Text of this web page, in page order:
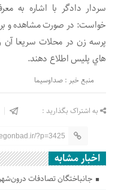
سردار دادگر با اشاره به
خواست: در صورت مشاهده و
هاي پلیس اطلاع دهند.
منبع خبر : صداوسیما
به اشتراک بگذارید :
?p=3425
اخبار مشابه
جانباختگان تصادفات درون‌شهری گلستان